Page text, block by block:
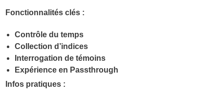
Fonctionnalités clés :
Contrôle du temps
Collection d’indices
Interrogation de témoins
Expérience en Passthrough
Infos pratiques :